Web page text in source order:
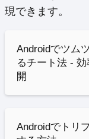
現できます。
Androidでツム
るチート法 -
開
Androidでトリ